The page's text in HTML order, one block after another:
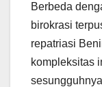
Berbeda
birokrasi
repatriasi
kompleksitas